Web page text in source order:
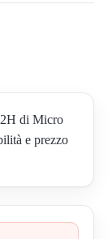
di Micro
e prezzo